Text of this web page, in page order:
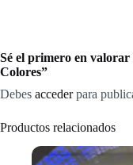
Sé el primero en
Colores”
Debes accederpara
Productos relacionados